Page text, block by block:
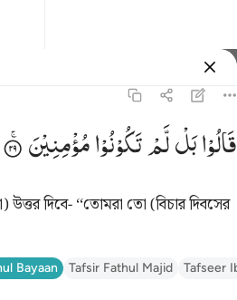
قَالُوْابَلْلَّمْتَكُوْنُوْامُؤْمِنِیْنَ
উত্তর দিবে- ‘‘তোমরা তো (বিচার দিবসের
Bayaan Tafsir Fathul Majid Tafseer